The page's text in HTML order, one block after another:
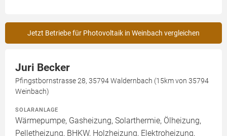
Jetzt Betriebe für Photovoltaik in Weinbach vergleichen
Juri Becker
Pfingstbornstrasse 28, 35794 Waldernbach (15km von 35794
Weinbach)
SOLARANLAGE
Wärmepumpe, Gasheizung, Solarthermie, Ölheizung,
Pelletheizung, BHKW, Holzheizung, Elektroheizung,